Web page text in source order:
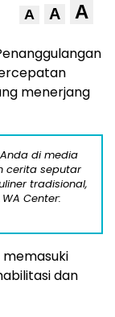
A A A
menerjang
di media
cerita seputar
tradisional,
Center:
memasuki
dan